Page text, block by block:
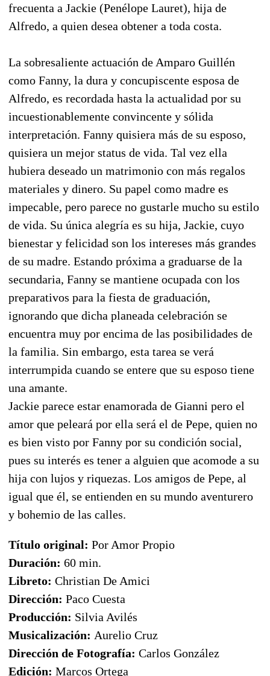
frecuenta a Jackie (Penélope Lauret), hija de
Alfredo, a quien desea obtener a toda costa.
La sobresaliente actuación de Amparo Guillén
como Fanny, la dura y concupiscente esposa de
Alfredo, es recordada hasta la actualidad por su
incuestionablemente convincente y sólida
interpretación. Fanny quisiera más de su esposo,
quisiera un mejor status de vida. Tal vez ella
hubiera deseado un matrimonio con más regalos
materiales y dinero. Su papel como madre es
impecable, pero parece no gustarle mucho su estilo
de vida. Su única alegría es su hija, Jackie, cuyo
bienestar y felicidad son los intereses más grandes
de su madre. Estando próxima a graduarse de la
secundaria, Fanny se mantiene ocupada con los
preparativos para la fiesta de graduación,
ignorando que dicha planeada celebración se
encuentra muy por encima de las posibilidades de
la familia. Sin embargo, esta tarea se verá
interrumpida cuando se entere que su esposo tiene
una amante.
Jackie parece estar enamorada de Gianni pero el
amor que peleará por ella será el de Pepe, quien no
es bien visto por Fanny por su condición social,
pues su interés es tener a alguien que acomode a su
hija con lujos y riquezas. Los amigos de Pepe, al
igual que él, se entienden en su mundo aventurero
y bohemio de las calles.
Título original: Por Amor Propio
Duración: 60 min.
Libreto: Christian De Amici
Dirección: Paco Cuesta
Producción: Silvia Avilés
Musicalización: Aurelio Cruz
Dirección de Fotografía: Carlos González
Edición: Marcos Ortega